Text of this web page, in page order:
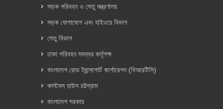
সড়ক পরিবহন ও সেতু মন্ত্রণালয়
সড়ক যোগাযোগ এবং হাইওয়ে বিভাগ
সেতু বিভাগ
ঢাকা পরিবহন সমন্বয় কর্তৃপক্ষ
বাংলাদেশ রোড ট্রান্সপোর্ট কর্পোরেশন (বিআরটিসি)
কাস্টমস হাউস চট্টগ্রাম
বাংলাদেশ সরকার